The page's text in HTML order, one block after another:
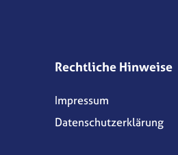
Rechtliche Hinweise
Impressum
Datenschutzerklärung